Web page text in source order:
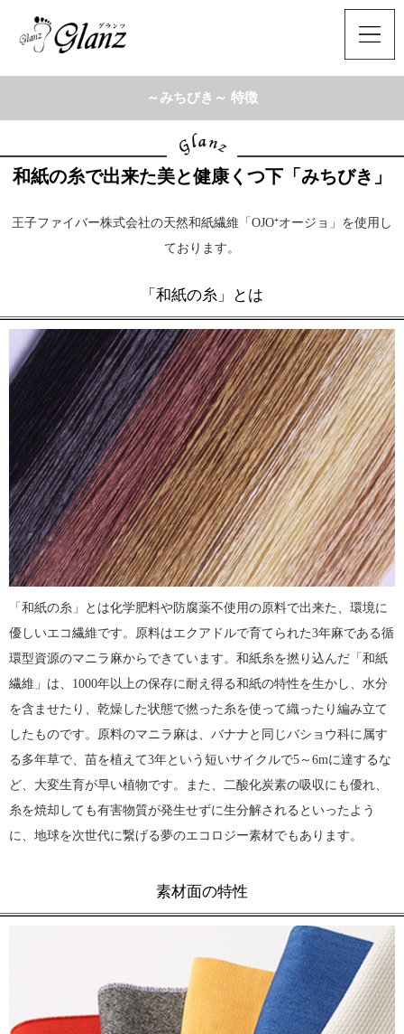
～みちびき～ 特徴
和紙の糸で出来た美と健康くつ下「みちびき」
王子ファイバー株式会社の天然和紙繊維「OJO⁺オージョ」を使用し
ております。
「和紙の糸」とは
「和紙の糸」とは化学肥料や防腐薬不使用の原料で出来た、環境に
優しいエコ繊維です。原料はエクアドルで育てられた3年麻である循
環型資源のマニラ麻からできています。和紙糸を撚り込んだ「和紙
繊維」は、1000年以上の保存に耐え得る和紙の特性を生かし、水分
を含ませたり、乾燥した状態で撚った糸を使って織ったり編み立て
したものです。原料のマニラ麻は、バナナと同じバショウ科に属す
る多年草で、苗を植えて3年という短いサイクルで5～6mに達するな
ど、大変生育が早い植物です。また、二酸化炭素の吸収にも優れ、
糸を焼却しても有害物質が発生せずに生分解されるといったよう
に、地球を次世代に繋げる夢のエコロジー素材でもあります。
素材面の特性